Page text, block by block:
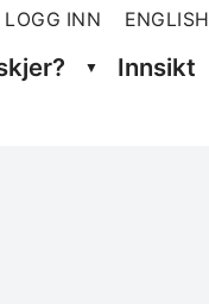
LOGG INN ENGLISH
Innsikt